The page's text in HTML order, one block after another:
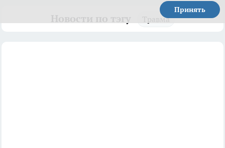
Принять
Травма